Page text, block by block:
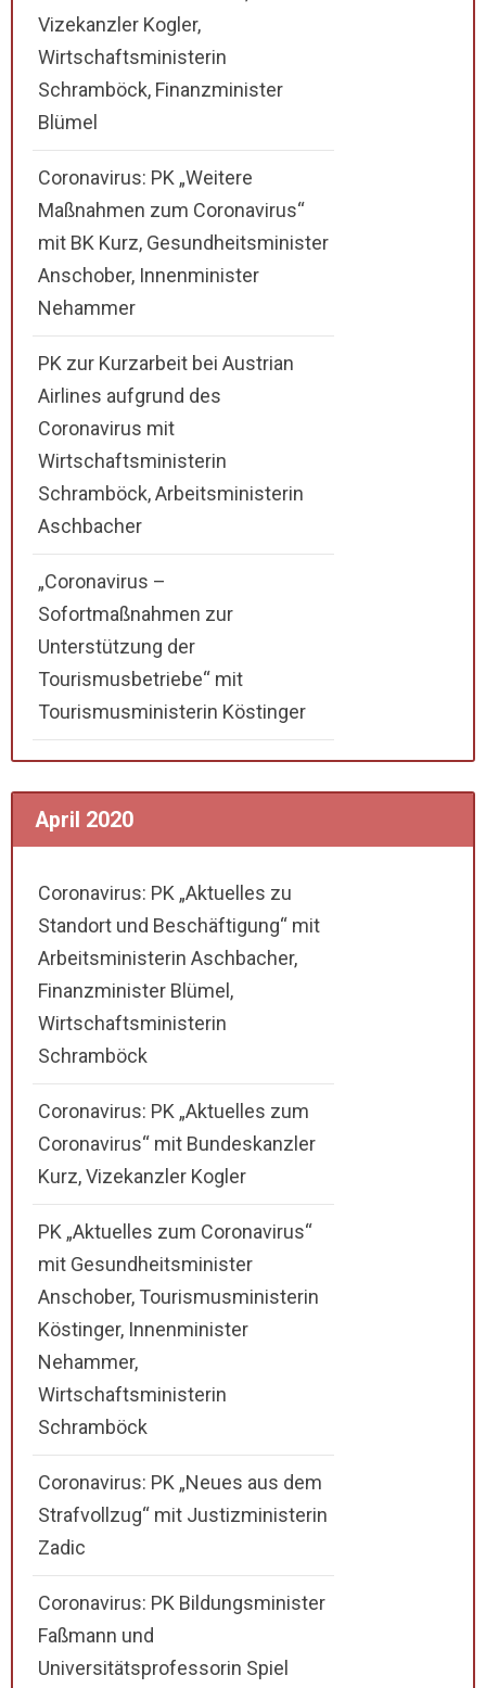
Vizekanzler Kogler,
Wirtschaftsministerin
Schramböck, Finanzminister
Blümel
Coronavirus: PK „Weitere
Maßnahmen zum Coronavirus“
mit BK Kurz, Gesundheitsminister
Anschober, Innenminister
Nehammer
PK zur Kurzarbeit bei Austrian
Airlines aufgrund des
Coronavirus mit
Wirtschaftsministerin
Schramböck, Arbeitsministerin
Aschbacher
„Coronavirus –
Sofortmaßnahmen zur
Unterstützung der
Tourismusbetriebe“ mit
Tourismusministerin Köstinger
April 2020
Coronavirus: PK „Aktuelles zu
Standort und Beschäftigung“ mit
Arbeitsministerin Aschbacher,
Finanzminister Blümel,
Wirtschaftsministerin
Schramböck
Coronavirus: PK „Aktuelles zum
Coronavirus“ mit Bundeskanzler
Kurz, Vizekanzler Kogler
PK „Aktuelles zum Coronavirus“
mit Gesundheitsminister
Anschober, Tourismusministerin
Köstinger, Innenminister
Nehammer,
Wirtschaftsministerin
Schramböck
Coronavirus: PK „Neues aus dem
Strafvollzug“ mit Justizministerin
Zadic
Coronavirus: PK Bildungsminister
Faßmann und
Universitätsprofessorin Spiel